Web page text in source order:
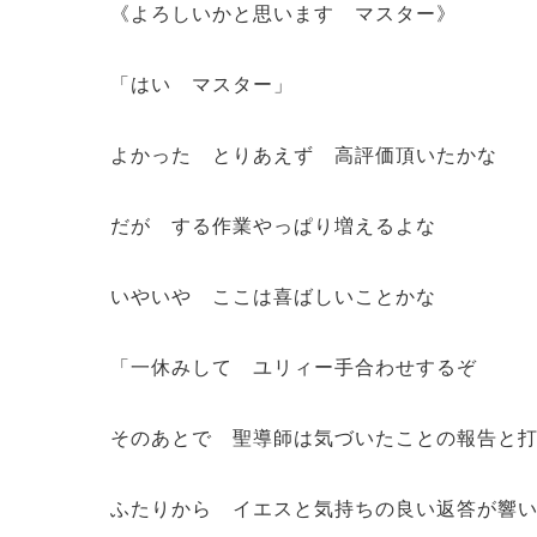
《よろしいかと思います マスター》
「はい マスター」
よかった とりあえず 高評価頂いたかな
だが する作業やっぱり増えるよな
いやいや ここは喜ばしいことかな
「一休みして ユリィー手合わせするぞ
そのあとで 聖導師は気づいたことの報告と打
ふたりから イエスと気持ちの良い返答が響